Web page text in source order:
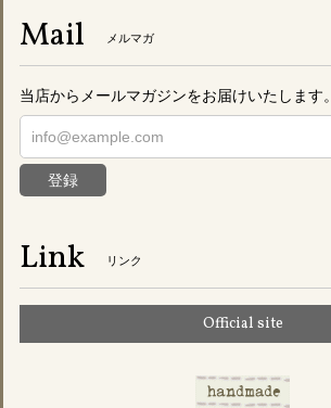
Mail メルマガ
当店からメールマガジンをお届けいたします。
登録
Link リンク
Official site